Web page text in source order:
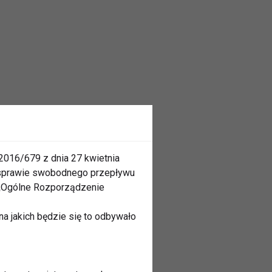
679 z dnia 27 kwietnia
swobodnego przepływu
Rozporządzenie
jakich będzie się to odbywało